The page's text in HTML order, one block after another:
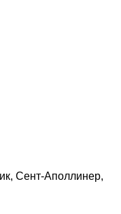
Сент-Аполлинер,